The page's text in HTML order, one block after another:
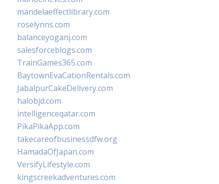
mandelaeffectlibrary.com
roselynns.com
balanceyoganj.com
salesforceblogs.com
TrainGames365.com
BaytownEvaCationRentals.com
JabalpurCakeDelivery.com
halobjd.com
intelligenceqatar.com
PikaPikaApp.com
takecareofbusinessdfw.org
HamadaOfJapan.com
VersifyLifestyle.com
kingscreekadventures.com